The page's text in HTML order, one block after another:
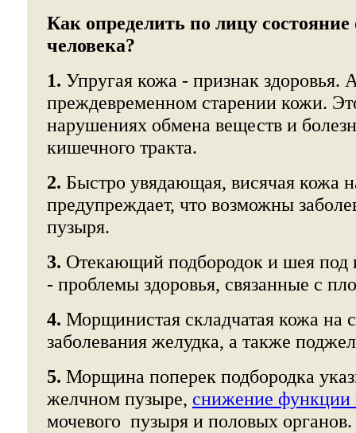
Как определить по лицу состояние
человека?
1. Упругая кожа - признак здоровья.
преждевременном старении кожи.
нарушениях обмена веществ и
кишечного тракта.
2. Быстро увядающая, висячая кожа
предупреждает, что возможны
пузыря.
3. Отекающий подбородок и шея
- проблемы здоровья, связанные с
4. Морщинистая складчатая кожа на
заболевания желудка, а также
5. Морщина поперек подбородка
желчном пузыре, снижение функции
мочевого пузыря и половых органов.